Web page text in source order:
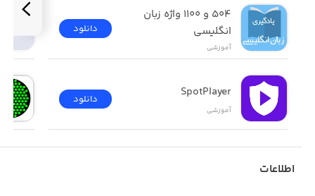
انگلیسی
آموزشی
دانلود
SpotPlayer
آموزشی
دانلود
اطلاعات